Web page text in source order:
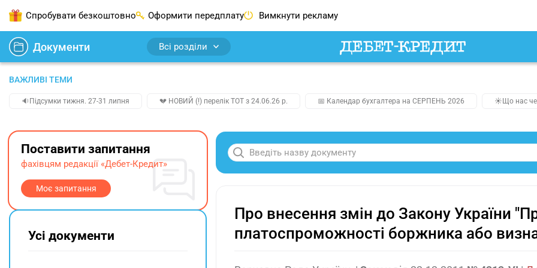
Спробувати безкоштовно Оформити передплату Вимкнути рекламу
Документи Всі розділи
ВАЖЛИВІ ТЕМИ
🔉Підсумки тижня. 27-31 липня 💔 НОВИЙ (!) перелік ТОТ з 24.06.26 р. 📅 Календар бухгалтера на СЕРПЕНЬ 2026 ☀️Що нас
Про внесення змін до Закону України
платоспроможності боржника або
Поставити запитання
фахівцям редакції «Дебет-Кредит»
Моє запитання
Усі документи